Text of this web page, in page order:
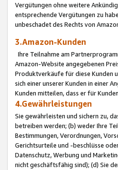
Vergütungen ohne weitere
entsprechende Vergütungen zu
unbeschadet des Rechts von
3.Amazon-Kunden
Ihre Teilnahme am
Amazon-Website angegebenen
Produktverkäufe für diese Kunden
sich einer unserer Kunden in einer
Kunden mitteilen, dass er für
4.Gewährleistungen
Sie gewährleisten und sichern zu,
betreiben werden; (b) weder Ihre
Bestimmungen, Verordnungen,
Gerichtsurteile und -beschlüsse
Datenschutz, Werbung und
nicht geschäftsfähig sind); (d) Sie